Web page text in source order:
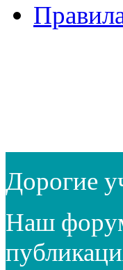
Дорогие
Наш